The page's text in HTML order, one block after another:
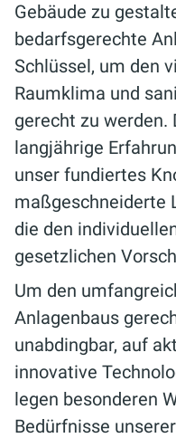
Gebäude zu
bedarfsgerechte
Schlüssel, um den
Raumklima und
gerecht zu werden.
langjährige
unser fundiertes
maßgeschneiderte
die den
gesetzlichen
Um den
Anlagenbaus
unabdingbar, auf
innovative
legen besonderen
Bedürfnisse